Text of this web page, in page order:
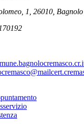
1, 26010,